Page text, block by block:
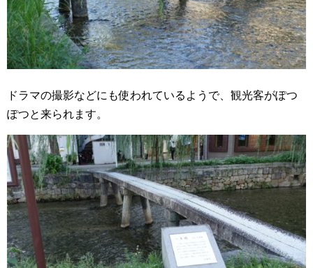
ドラマの撮影などにも使われているようで、観光客がぽつ
ぽつと来られます。